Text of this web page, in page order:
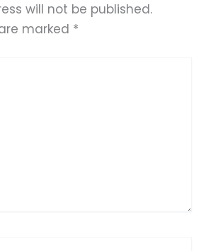
will not be published.
marked *